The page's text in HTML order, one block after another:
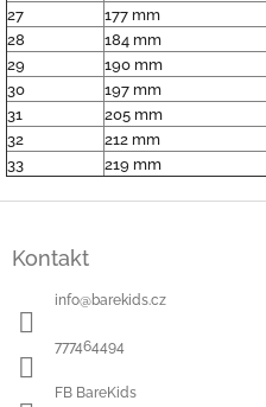
27
177 mm
28
184 mm
29
190 mm
30
197 mm
31
205 mm
32
212 mm
33
219 mm
Kontakt
info@barekids.cz
777464494
FB BareKids